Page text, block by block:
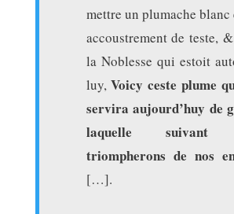
mettre un plumache blanc
accoustrement de teste,
la Noblesse qui estoit
luy,Voicy ceste plume
servira aujourd’huy de
laquelle suivant
triompherons de nos
[…].